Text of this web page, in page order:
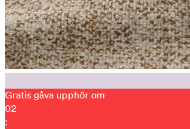
Gratis gåva upphör om
02
: